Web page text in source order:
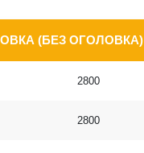
(БЕЗ ОГОЛОВКА)
2800
2800